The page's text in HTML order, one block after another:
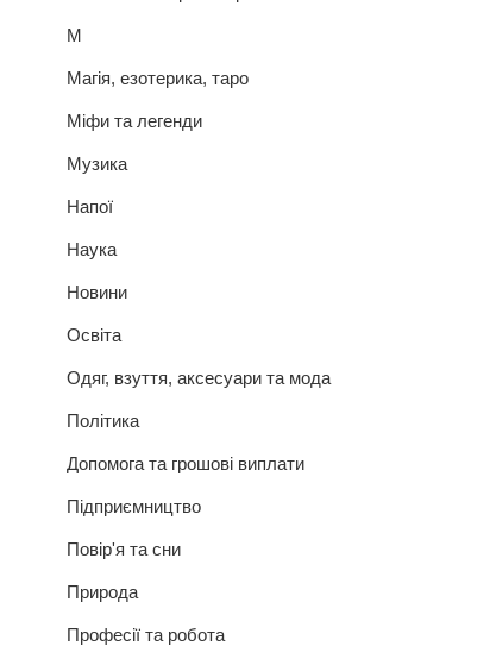
М
Магія, езотерика, таро
Міфи та легенди
Музика
Напої
Наука
Новини
Освіта
Одяг, взуття, аксесуари та мода
Політика
Допомога та грошові виплати
Підприємництво
Повір'я та сни
Природа
Професії та робота